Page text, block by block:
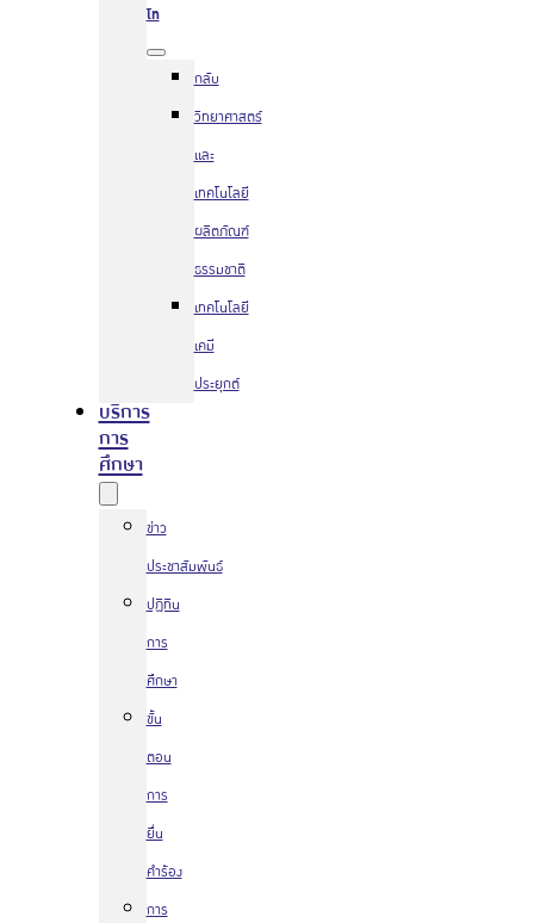
โท
กลับ
วิทยาศาสตร์
และ
เทคโนโลยี
ผลิตภัณฑ์
ธรรมชาติ
เทคโนโลยี
เคมี
ประยุกต์
บริการ
การ
ศึกษา
ข่าว
ประชาสัมพันธ์
ปฏิทิน
การ
ศึกษา
ขั้น
ตอน
การ
ยื่น
คำร้อง
การ